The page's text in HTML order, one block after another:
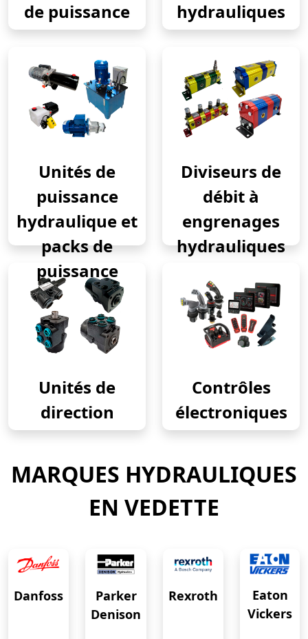
de puissance hydrauliques
Unités de
puissance
hydraulique et
packs de
puissance
Diviseurs de
débit à
engrenages
hydrauliques
Unités de
direction
Contrôles
électroniques
MARQUES HYDRAULIQUES
EN VEDETTE
Danfoss
Parker
Denison
Rexroth
Eaton
Vickers